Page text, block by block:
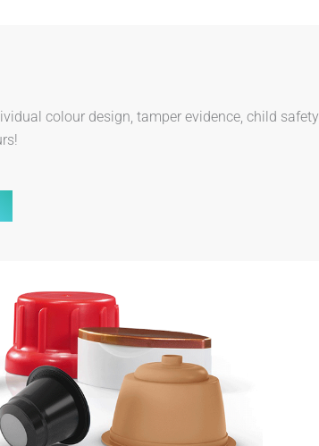
colour design, tamper evidence, child safety